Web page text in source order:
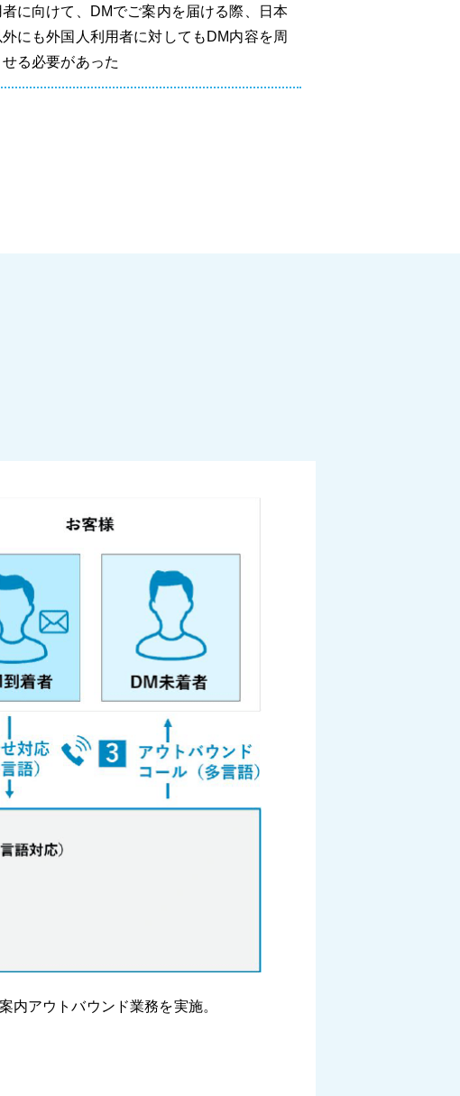
に向けて、DMでご案内を届ける際、日本
外にも外国人利用者に対してもDM内容を周
る必要があった
内アウトバウンド業務を実施。